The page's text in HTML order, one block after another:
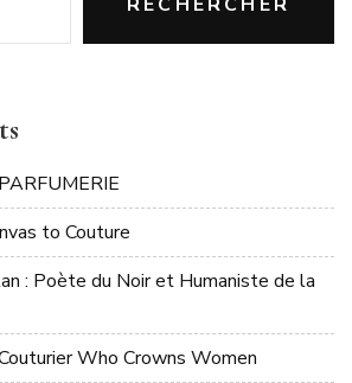
to Couture
: Poète du Noir et Humaniste de la
Who Crowns Women